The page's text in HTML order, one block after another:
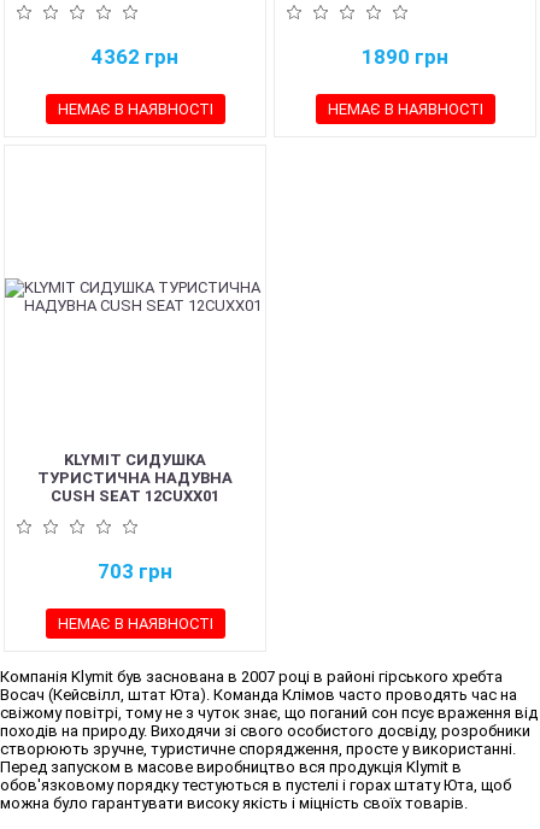
4362 грн
НЕМАЄ В НАЯВНОСТІ
1890 грн
НЕМАЄ В НАЯВНОСТІ
KLYMIT СИДУШКА
ТУРИСТИЧНА НАДУВНА
CUSH SEAT 12CUXX01
703 грн
НЕМАЄ В НАЯВНОСТІ
Компанія Klymit був заснована в 2007 році в районі гірського хребта
Восач (Кейсвілл, штат Юта). Команда Клімов часто проводять час на
свіжому повітрі, тому не з чуток знає, що поганий сон псує враження від
походів на природу. Виходячи зі свого особистого досвіду, розробники
створюють зручне, туристичне спорядження, просте у використанні.
Перед запуском в масове виробництво вся продукція Klymit в
обов'язковому порядку тестуються в пустелі і горах штату Юта, щоб
можна було гарантувати високу якість і міцність своїх товарів.